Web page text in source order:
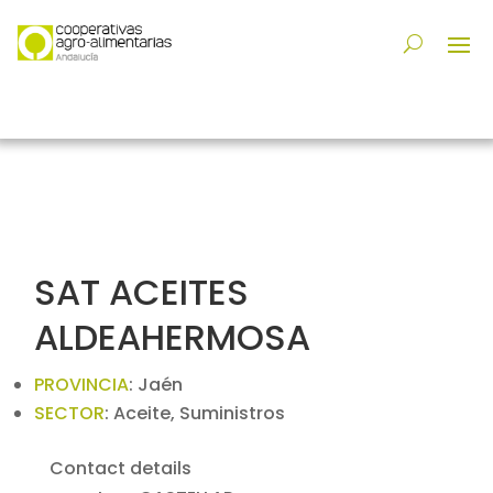
SAT ACEITES
ALDEAHERMOSA
PROVINCIA: Jaén
SECTOR: Aceite, Suministros
Contact details